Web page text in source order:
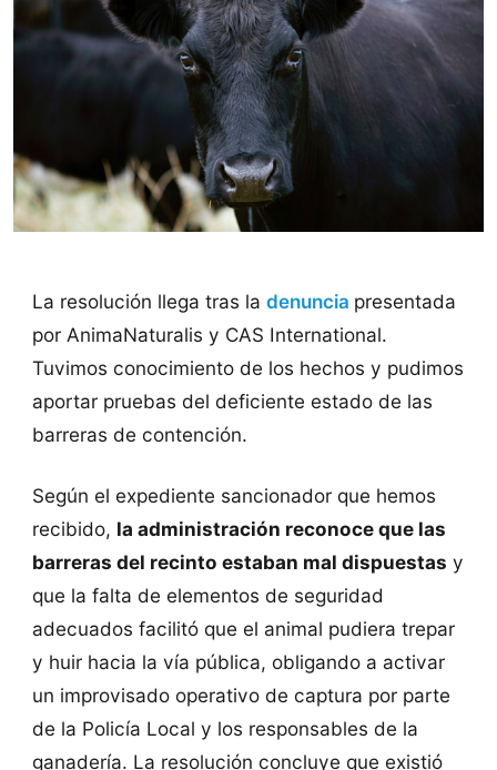
La resolución llega tras la denuncia presentada
por AnimaNaturalis y CAS International.
Tuvimos conocimiento de los hechos y pudimos
aportar pruebas del deficiente estado de las
barreras de contención.
Según el expediente sancionador que hemos
recibido, la administración reconoce que las
barreras del recinto estaban mal dispuestas y
que la falta de elementos de seguridad
adecuados facilitó que el animal pudiera trepar
y huir hacia la vía pública, obligando a activar
un improvisado operativo de captura por parte
de la Policía Local y los responsables de la
ganadería. La resolución concluye que existió